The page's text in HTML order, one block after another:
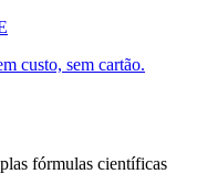
custo, sem cartão.
fórmulas científicas